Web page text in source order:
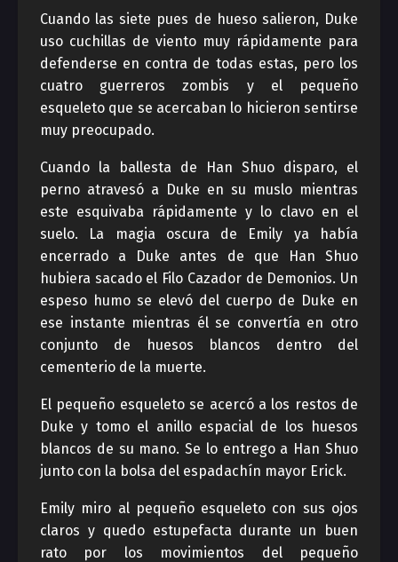
Cuando las siete pues de hueso salieron, Duke
uso cuchillas de viento muy rápidamente para
defenderse en contra de todas estas, pero los
cuatro guerreros zombis y el pequeño
esqueleto que se acercaban lo hicieron sentirse
muy preocupado.
Cuando la ballesta de Han Shuo disparo, el
perno atravesó a Duke en su muslo mientras
este esquivaba rápidamente y lo clavo en el
suelo. La magia oscura de Emily ya había
encerrado a Duke antes de que Han Shuo
hubiera sacado el Filo Cazador de Demonios. Un
espeso humo se elevó del cuerpo de Duke en
ese instante mientras él se convertía en otro
conjunto de huesos blancos dentro del
cementerio de la muerte.
El pequeño esqueleto se acercó a los restos de
Duke y tomo el anillo espacial de los huesos
blancos de su mano. Se lo entrego a Han Shuo
junto con la bolsa del espadachín mayor Erick.
Emily miro al pequeño esqueleto con sus ojos
claros y quedo estupefacta durante un buen
rato por los movimientos del pequeño